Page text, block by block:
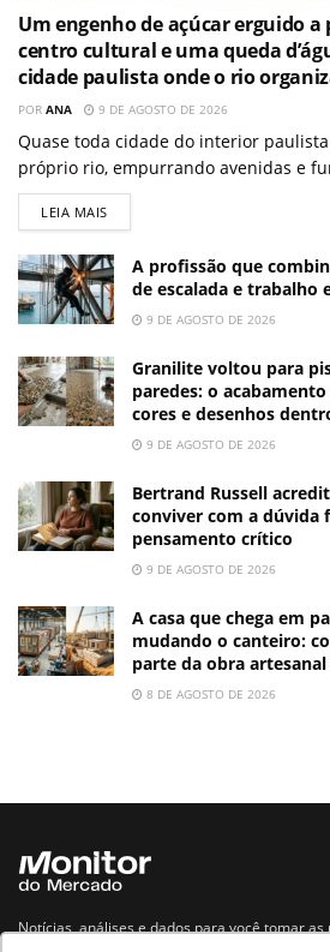
Um engenho de açúcar erguido
centro cultural e uma queda
cidade paulista onde o rio
POR ANA 9 DE AGOSTO DE 2026
Quase toda cidade do interior
próprio rio, empurrando avenidas e
LEIA MAIS
A profissão que
de escalada e trabalho
9 DE AGOSTO DE 2026
Granilite voltou para
paredes: o
cores e desenhos
9 DE AGOSTO DE 2026
Bertrand Russell
conviver com a dúvida
pensamento crítico
9 DE AGOSTO DE 2026
A casa que chega em
mudando o canteiro:
parte da obra
8 DE AGOSTO DE 2026
Notícias, análises e dados para você tomar